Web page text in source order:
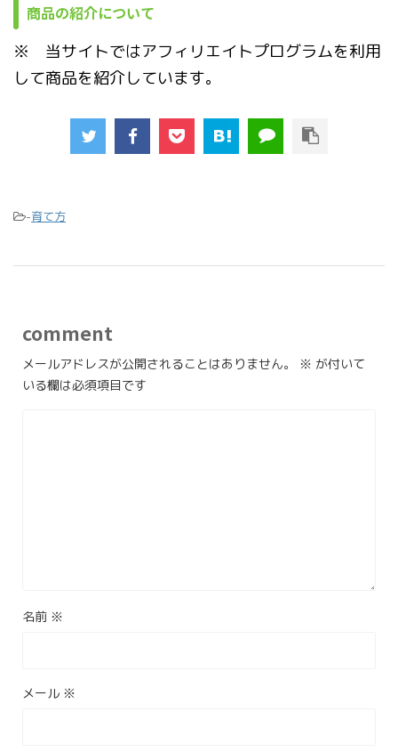
商品の紹介について
※ 当サイトではアフィリエイトプログラムを利用
して商品を紹介しています。
-育て方
comment
メールアドレスが公開されることはありません。 ※ が付いて
いる欄は必須項目です
名前 ※
メール ※